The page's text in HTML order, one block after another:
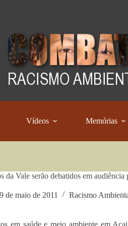
Vídeos Memórias
da Vale serão debatidos em
de maio de 2011 Racismo
em saúde e meio ambiente em